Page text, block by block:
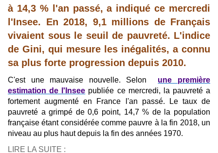
à 14,3 % l'an passé, a indiqué ce mercredi
l'Insee. En 2018, 9,1 millions de Français
vivaient sous le seuil de pauvreté. L'indice
de Gini, qui mesure les inégalités, a connu
sa plus forte progression depuis 2010.
C'est une mauvaise nouvelle. Selon une première
estimation de l'Insee publiée ce mercredi, la pauvreté a
fortement augmenté en France l'an passé. Le taux de
pauvreté a grimpé de 0,6 point, 14,7 % de la population
française étant considérée comme pauvre à la fin 2018, un
niveau au plus haut depuis la fin des années 1970.
LIRE LA SUITE :